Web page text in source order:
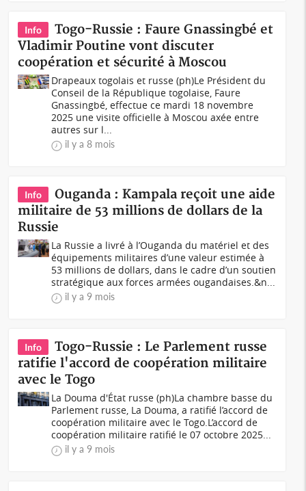
Info
Togo-Russie : Faure Gnassingbé et
Vladimir Poutine vont discuter
coopération et sécurité à Moscou
Drapeaux togolais et russe (ph)Le Président du
Conseil de la République togolaise, Faure
Gnassingbé, effectue ce mardi 18 novembre
2025 une visite officielle à Moscou axée entre
autres sur l...
il y a 8 mois
Info
Ouganda : Kampala reçoit une aide
militaire de 53 millions de dollars de la
Russie
La Russie a livré à l’Ouganda du matériel et des
équipements militaires d’une valeur estimée à
53 millions de dollars, dans le cadre d’un soutien
stratégique aux forces armées ougandaises.&n...
il y a 9 mois
Info
Togo-Russie : Le Parlement russe
ratifie l'accord de coopération militaire
avec le Togo
La Douma d'État russe (ph)La chambre basse du
Parlement russe, La Douma, a ratifié l’accord de
coopération militaire avec le Togo.L’accord de
coopération militaire ratifié le 07 octobre 2025...
il y a 9 mois